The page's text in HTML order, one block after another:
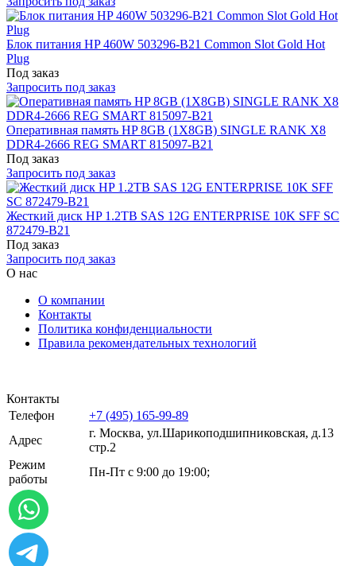
Блок питания HP 460W 503296-B21 Common Slot Gold Hot
Plug
Под заказ
Запросить под заказ
Оперативная память HP 8GB (1X8GB) SINGLE RANK X8
DDR4-2666 REG SMART 815097-B21
Под заказ
Запросить под заказ
Жесткий диск HP 1.2TB SAS 12G ENTERPRISE 10K SFF SC
872479-B21
Под заказ
Запросить под заказ
О нас
О компании
Контакты
Политика конфиденциальности
Правила рекомендательных технологий
Контакты
Телефон
+7 (495) 165-99-89
Адрес
г. Москва, ул.​​Шарикоподшипниковская, д.13
стр.2
Режим
работы
Пн-Пт с 9:00 до 19:00;